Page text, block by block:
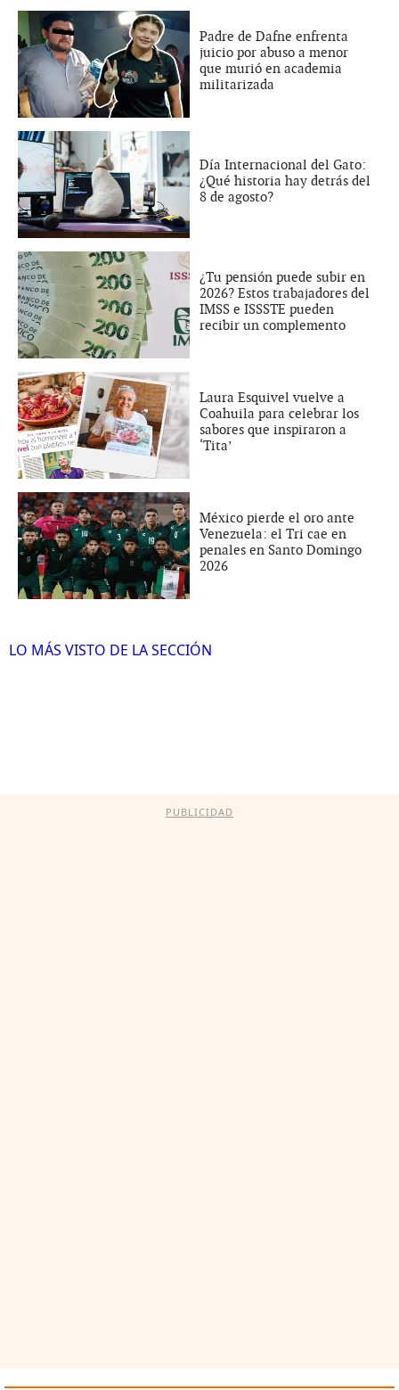
Padre de Dafne enfrenta
juicio por abuso a menor
que murió en academia
militarizada
Día Internacional del Gato:
¿Qué historia hay detrás del
8 de agosto?
¿Tu pensión puede subir en
2026? Estos trabajadores del
IMSS e ISSSTE pueden
recibir un complemento
Laura Esquivel vuelve a
Coahuila para celebrar los
sabores que inspiraron a
‘Tita’
México pierde el oro ante
Venezuela: el Tri cae en
penales en Santo Domingo
2026
LO MÁS VISTO DE LA SECCIÓN
PUBLICIDAD